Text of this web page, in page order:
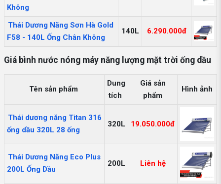
Không
Thái Dương Năng Sơn Hà Gold
F58 - 140L Ống Chân Không
140L 6.290.000đ
Giá bình nước nóng máy năng lượng mặt trời ống dầu
Tên sản phẩm
Dung
tích
Giá sản
phẩm
Hình ảnh
Thái dương năng Titan 316
ống dầu 320L 28 ống
320L 19.050.000đ
Thái Dương Năng Eco Plus
200L Ống Dầu
200L Liên hệ